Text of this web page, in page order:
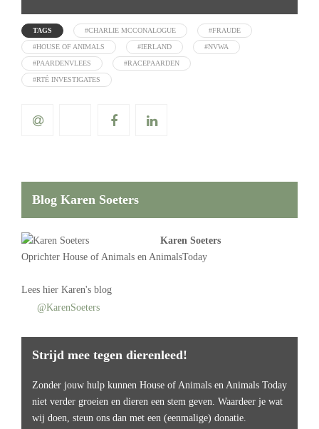
TAGS #CHARLIE MCCONALOGUE #FRAUDE
#HOUSE OF ANIMALS #IERLAND #NVWA
#PAARDENVLEES #RACEPAARDEN
#RTÉ INVESTIGATES
Blog Karen Soeters
Karen Soeters
Oprichter House of Animals en AnimalsToday
Lees hier Karen's blog
@KarenSoeters
Strijd mee tegen dierenleed!
Zonder jouw hulp kunnen House of Animals en Animals Today
niet verder groeien en dieren een stem geven. Waardeer je wat
wij doen, steun ons dan met een (eenmalige) donatie.